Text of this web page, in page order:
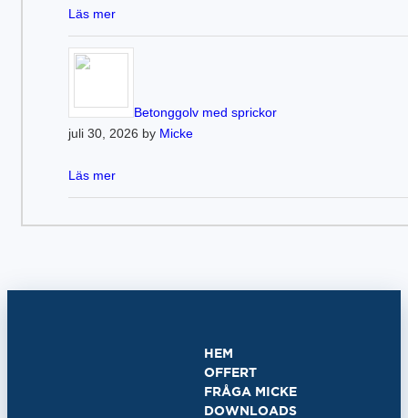
Läs mer
Betonggolv med sprickor
juli 30, 2026 by Micke
Läs mer
HEM
OFFERT
FRÅGA MICKE
DOWNLOADS